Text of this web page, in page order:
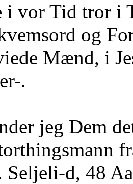
i vor Tid tror i
og
Mænd, i
.
jeg Dem
d, 48